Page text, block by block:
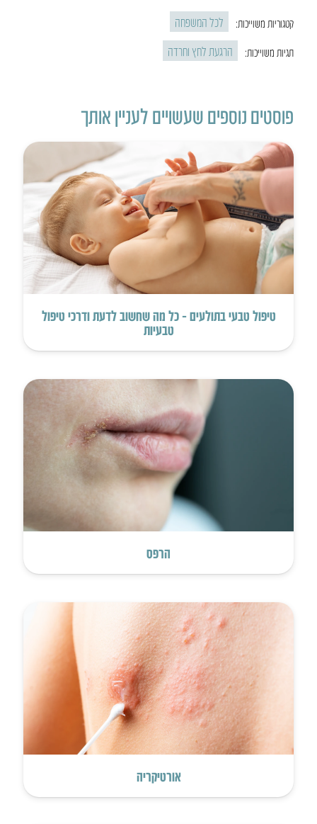
קטגוריות משוייכות: לכל המשפחה
תגיות משוייכות: הרגעת לחץ וחרדה
פוסטים נוספים שעשויים לעניין אותך
טיפול טבעי בתולעים – כל מה שחשוב לדעת ודרכי טיפול
טבעיות
הרפס
אורטיקריה